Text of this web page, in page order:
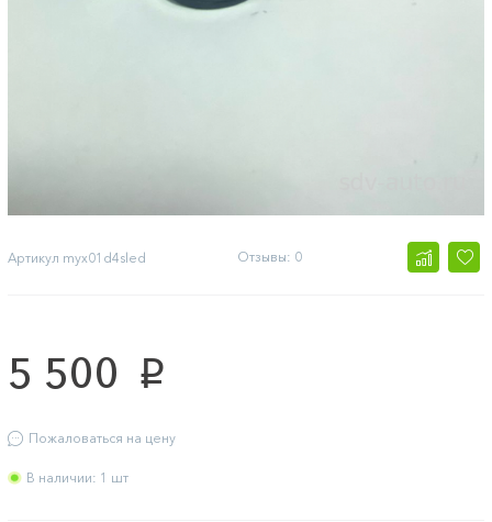
Артикул myx01d4sled Отзывы: 0
5 500 p
Пожаловаться на цену
В наличии: 1 шт